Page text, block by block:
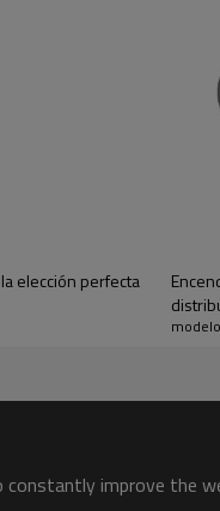
de alta calidad, este
de llama ajustable le
CPSC
elección perfecta
constantly improve the